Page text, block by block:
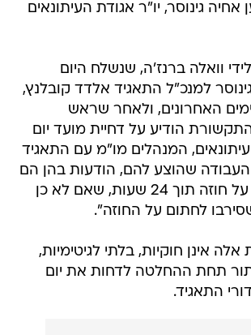
גינוסר, יו"ר אגודת העיתונאים
וואלה ברנז'ה, שנשלח היום
למנכ"ל התאגיד אלדד קובלנץ,
האחרונים, ולאחר שראש
הודיע על דחיית מועד יום
המנהלים מו"מ עם התאגיד
העבודה שהוצע להם, הודעות בהן הם
נדרשים לחתום על חוזה תוך 24 שעות, שאם לא כן
לחתום על החוזה".
אינן חוקיות, בלתי לגיטימיות,
תחת ההחלטה לדחות את יום
התאגיד.